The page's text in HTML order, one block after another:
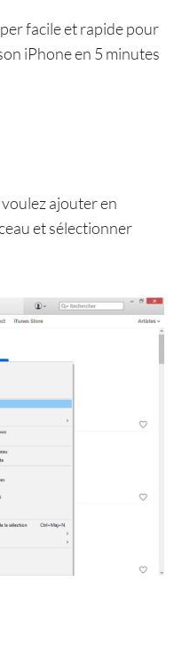
facile et rapide pour
iPhone en 5 minutes
ajouter en
et sélectionner